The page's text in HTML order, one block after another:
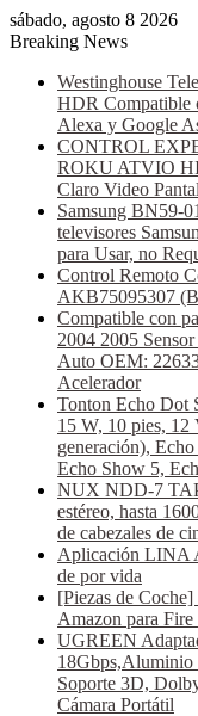
sábado, agosto 8 2026
Breaking News
Westinghouse
HDR Compatible
Alexa y Google
CONTROL
ROKU ATVIO
Claro Video
Samsung BN59-
televisores
para Usar, no
Control Remoto
AKB75095307
Compatible con
2004 2005
Auto OEM:
Acelerador
Tonton Echo Dot
15 W, 10 pies, 12
generación),
Echo Show 5,
NUX NDD-7
estéreo, hasta
de cabezales de
Aplicación LINA
de por vida
[Piezas de
Amazon para
UGREEN
Soporte 3D,
Cámara Portátil